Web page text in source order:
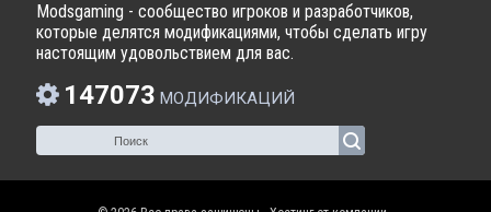
Modsgaming - сообщество игроков и разработчиков,
которые делятся модификациями, чтобы сделать игру
настоящим удовольствием для вас.
147073 МОДИФИКАЦИЙ